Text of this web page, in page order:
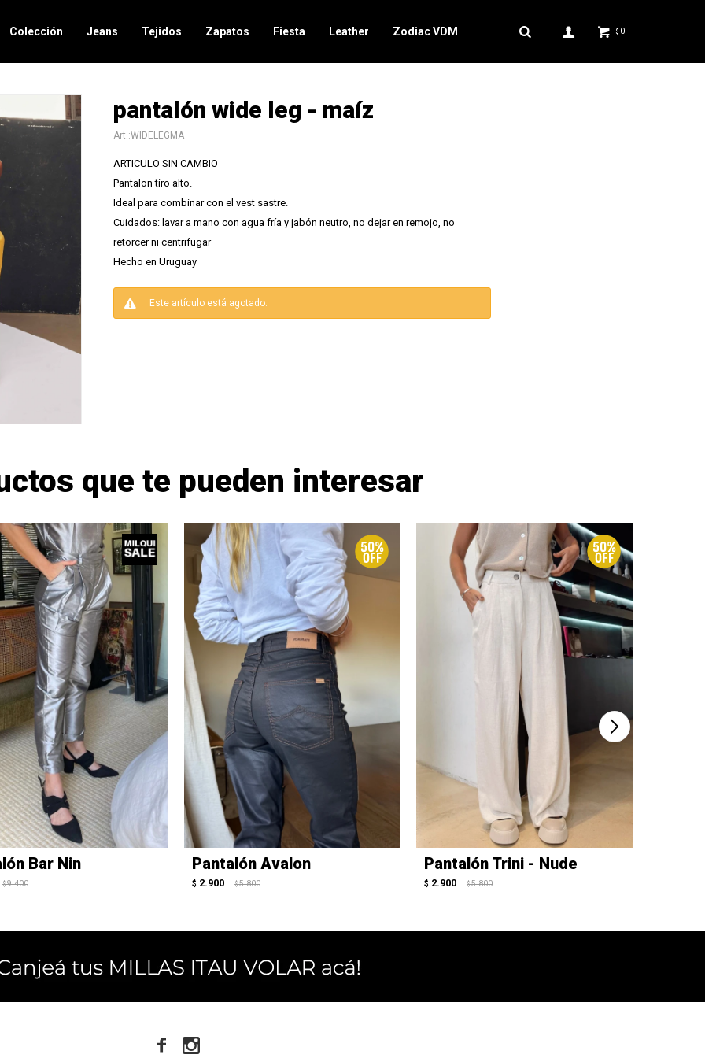
Colección Jeans Tejidos Zapatos Fiesta Leather Zodiac VDM $ 0
pantalón wide leg - maíz
WIDELEGMA
ARTICULO SIN CAMBIO
Pantalon tiro alto.
Ideal para combinar con el vest sastre.
Cuidados: lavar a mano con agua fría y jabón neutro, no dejar en remojo, no
retorcer ni centrifugar
Hecho en Uruguay
Este artículo está agotado.
que te pueden interesar
Bar Nin
$ 9.400
Pantalón Avalon
$ 2.900 $ 5.800
Pantalón Trini - Nude
$ 2.900 $ 5.800
 